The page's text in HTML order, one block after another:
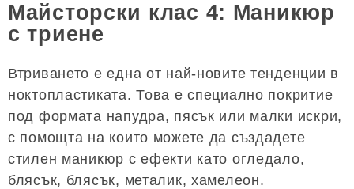
Майсторски клас 4: Маникюр
с триене
Втриването е една от най-новите тенденции в
ноктопластиката. Това е специално покритие
под формата напудра, пясък или малки искри,
с помощта на които можете да създадете
стилен маникюр с ефекти като огледало,
блясък, блясък, металик, хамелеон.